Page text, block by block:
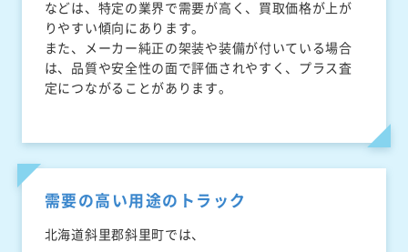
などは、特定の業界で需要が高く、買取価格が上が
りやすい傾向にあります。
また、メーカー純正の架装や装備が付いている場合
は、品質や安全性の面で評価されやすく、プラス査
定につながることがあります。
需要の高い用途のトラック
北海道斜里郡斜里町では、